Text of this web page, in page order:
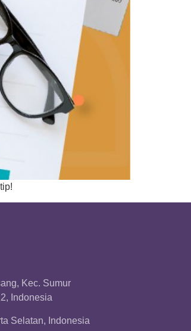
Kec. Sumur
Indonesia
Selatan, Indonesia